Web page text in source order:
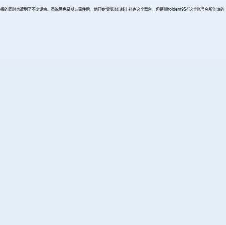
同时也遭到了不少诟病。虽说黑色星期五事件后，他开始慢慢淡出线上扑克这个舞台，但是‘lilholdem954’这个账号名所创造的